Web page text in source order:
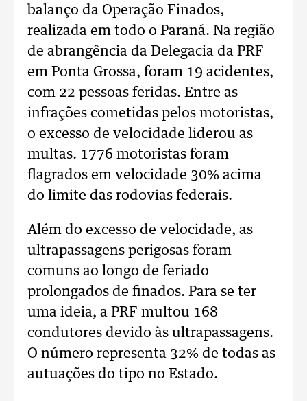
balanço da Operação Finados,
realizada em todo o Paraná. Na região
de abrangência da Delegacia da PRF
em Ponta Grossa, foram 19 acidentes,
com 22 pessoas feridas. Entre as
infrações cometidas pelos motoristas,
o excesso de velocidade liderou as
multas. 1776 motoristas foram
flagrados em velocidade 30% acima
do limite das rodovias federais.
Além do excesso de velocidade, as
ultrapassagens perigosas foram
comuns ao longo de feriado
prolongados de finados. Para se ter
uma ideia, a PRF multou 168
condutores devido às ultrapassagens.
O número representa 32% de todas as
autuações do tipo no Estado.